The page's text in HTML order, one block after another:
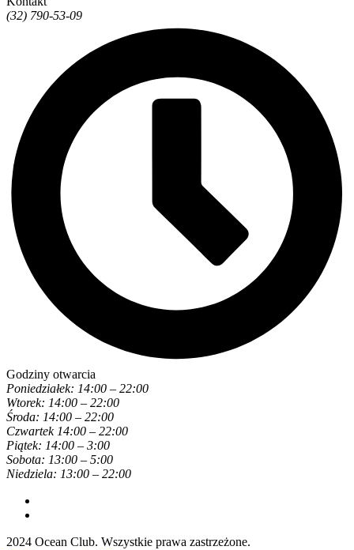
(32) 790-53-09
Godziny otwarcia
Poniedziałek: 14:00 – 22:00
Wtorek: 14:00 – 22:00
Środa: 14:00 – 22:00
Czwartek 14:00 – 22:00
Piątek: 14:00 – 3:00
Sobota: 13:00 – 5:00
Niedziela: 13:00 – 22:00
2024 Ocean Club. Wszystkie prawa zastrzeżone.